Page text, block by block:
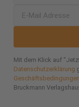
Mit dem Klick auf
Datenschutzerklärung
Geschäftsbedingungen
Bruckmann